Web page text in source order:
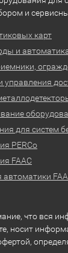
и
карт
и
управления
для систем
PERCo
FAAC
что вся
носит